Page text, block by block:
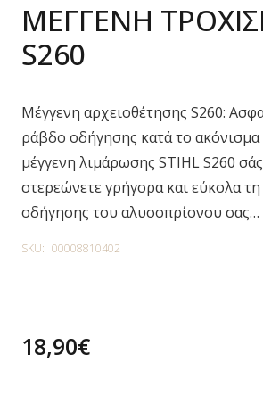
ΜΕΓΓΕΝΗ
S260
Μέγγενη αρχειοθέτησης S260:
ράβδο οδήγησης κατά το
μέγγενη λιμάρωσης STIHL S260
στερεώνετε γρήγορα και εύκολα
οδήγησης του αλυσοπρίονου σας…
SKU: 00008810402
18,90€